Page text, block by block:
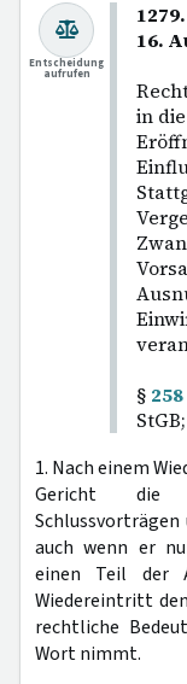
16.
in
§ 258
Entscheidung
aufrufen
1. Nach einem
Gericht die
auch wenn er
einen Teil der
Wiedereintritt
rechtliche
Wort nimmt.